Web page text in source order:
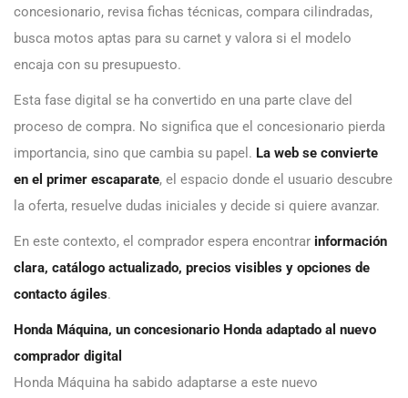
concesionario, revisa fichas técnicas, compara cilindradas,
busca motos aptas para su carnet y valora si el modelo
encaja con su presupuesto.
Esta fase digital se ha convertido en una parte clave del
proceso de compra. No significa que el concesionario pierda
importancia, sino que cambia su papel. La web se convierte
en el primer escaparate, el espacio donde el usuario descubre
la oferta, resuelve dudas iniciales y decide si quiere avanzar.
En este contexto, el comprador espera encontrar información
clara, catálogo actualizado, precios visibles y opciones de
contacto ágiles.
Honda Máquina, un concesionario Honda adaptado al nuevo
comprador digital
Honda Máquina ha sabido adaptarse a este nuevo